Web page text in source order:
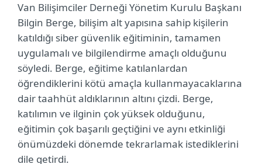
Van Bilişimciler Derneği Yönetim Kurulu Başkanı
Bilgin Berge, bilişim alt yapısına sahip kişilerin
katıldığı siber güvenlik eğitiminin, tamamen
uygulamalı ve bilgilendirme amaçlı olduğunu
söyledi. Berge, eğitime katılanlardan
öğrendiklerini kötü amaçla kullanmayacaklarına
dair taahhüt aldıklarının altını çizdi. Berge,
katılımın ve ilginin çok yüksek olduğunu,
eğitimin çok başarılı geçtiğini ve aynı etkinliği
önümüzdeki dönemde tekrarlamak istediklerini
dile getirdi.